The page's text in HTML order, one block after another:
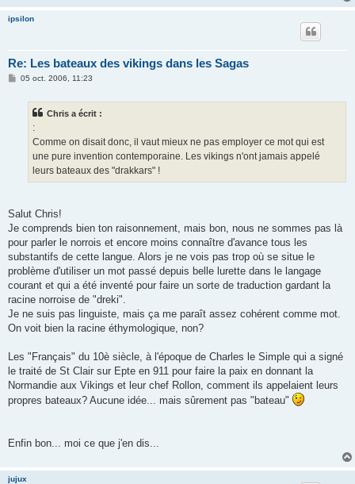
ipsilon
Re: Les bateaux des vikings dans les Sagas
M05 oct. 2006, 11:23
Chris a écrit :
:
Comme on disait donc, il vaut mieux ne pas employer ce mot qui est
une pure invention contemporaine. Les vikings n'ont jamais appelé
leurs bateaux des "drakkars" !
Salut Chris!
Je comprends bien ton raisonnement, mais bon, nous ne sommes pas là
pour parler le norrois et encore moins connaître d'avance tous les
substantifs de cette langue. Alors je ne vois pas trop où se situe le
problème d'utiliser un mot passé depuis belle lurette dans le langage
courant et qui a été inventé pour faire un sorte de traduction gardant la
racine norroise de "dreki".
Je ne suis pas linguiste, mais ça me paraît assez cohérent comme mot.
On voit bien la racine éthymologique, non?
Les "Français" du 10è siècle, à l'époque de Charles le Simple qui a signé
le traité de St Clair sur Epte en 911 pour faire la paix en donnant la
Normandie aux Vikings et leur chef Rollon, comment ils appelaient leurs
propres bateaux? Aucune idée... mais sûrement pas "bateau"
Enfin bon... moi ce que j'en dis...
jujux